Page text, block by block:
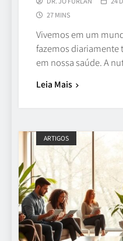
27 MINS
Vivemos em um
fazemos
em nossa saúde. A
Leia Mais
ARTIGOS